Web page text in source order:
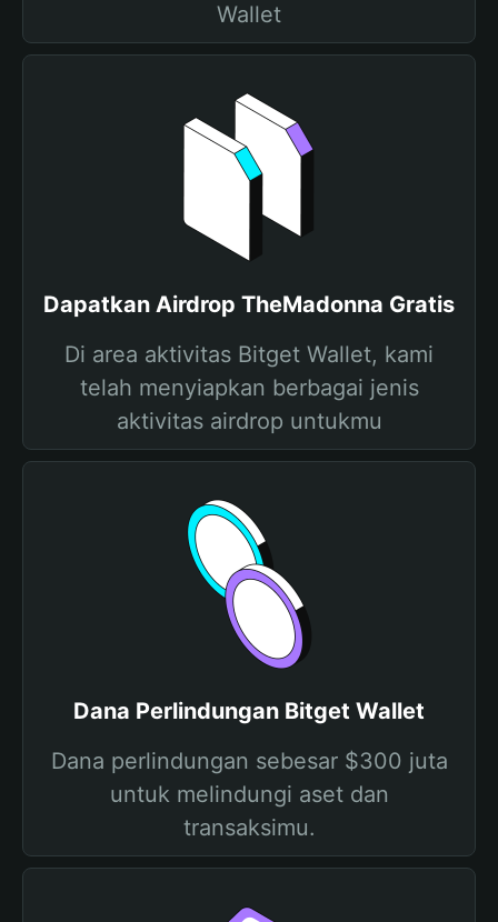
Wallet
Dapatkan Airdrop TheMadonna Gratis
Di area aktivitas Bitget Wallet, kami
telah menyiapkan berbagai jenis
aktivitas airdrop untukmu
Dana Perlindungan Bitget Wallet
Dana perlindungan sebesar $300 juta
untuk melindungi aset dan
transaksimu.